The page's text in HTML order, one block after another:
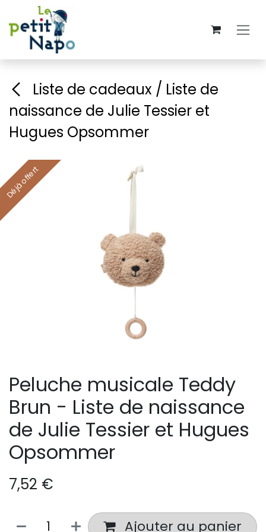
Se rendre au contenu
Liste de cadeaux / Liste de
naissance de Julie Tessier et
Hugues Opsommer
Déjà offert
Peluche musicale Teddy
Brun - Liste de naissance
de Julie Tessier et Hugues
Opsommer
7,52 €
Ajouter au panier